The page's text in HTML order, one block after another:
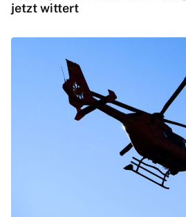
jetzt wittert